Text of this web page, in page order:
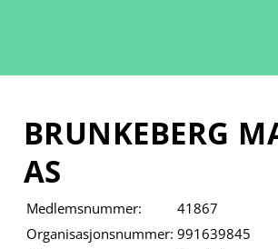
BRUNKEBERG
AS
Medlemsnummer:
41867
Organisasjonsnummer: 991639845